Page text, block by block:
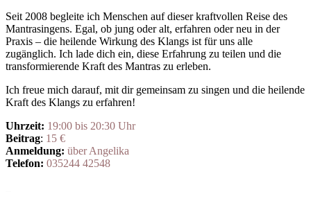
Seit 2008 begleite ich Menschen auf dieser kraftvollen Reise des
Mantrasingens. Egal, ob jung oder alt, erfahren oder neu in der
Praxis – die heilende Wirkung des Klangs ist für uns alle
zugänglich. Ich lade dich ein, diese Erfahrung zu teilen und die
transformierende Kraft des Mantras zu erleben.
Ich freue mich darauf, mit dir gemeinsam zu singen und die heilende
Kraft des Klangs zu erfahren!
Uhrzeit: 19:00 bis 20:30 Uhr
Beitrag: 15 €
Anmeldung: über Angelika
Telefon: 035244 42548